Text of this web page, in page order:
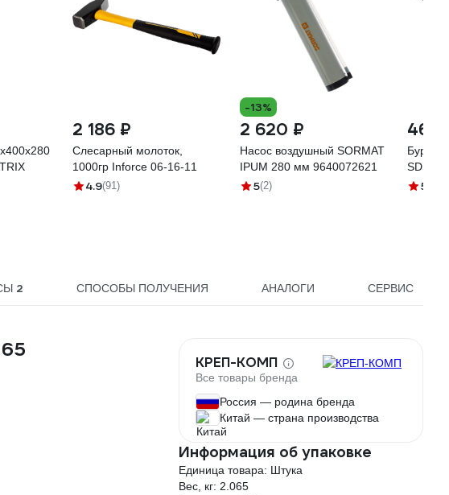
2 186 ₽
Слесарный молоток,
1000гр Inforce 06-16-11
4.9(91)
-13%
2 620 ₽
Насос воздушный SORMAT
IPUM 280 мм 9640072621
5(2)
469
Бур по
SDS
5
2 СПОСОБЫ ПОЛУЧЕНИЯ АНАЛОГИ СЕРВИС
КРЕП-КОМП
Все товары бренда
Россия — родина бренда
Китай — страна производства
Информация об упаковке
Единица товара: Штука
Вес, кг: 2.065